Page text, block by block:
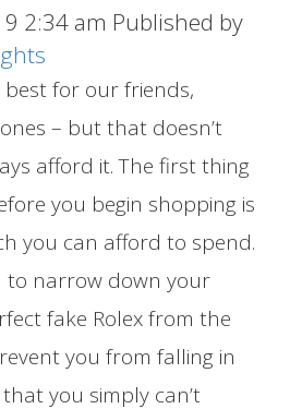
2:34 am Published by
for our friends,
– but that doesn’t
afford it. The first thing
you begin shopping is
you can afford to spend.
to narrow down your
fake Rolex from the
you from falling in
you simply can’t